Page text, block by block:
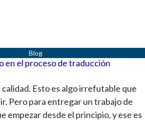
en el proceso de traducción
Esto es algo irrefutable que
Pero para entregar un trabajo de
empezar desde el principio, y ese es